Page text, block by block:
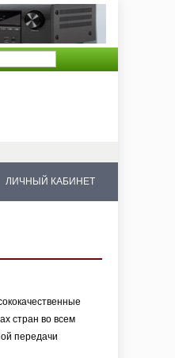
ЛИЧНЫЙ КАБИНЕТ
стран во всем
передачи